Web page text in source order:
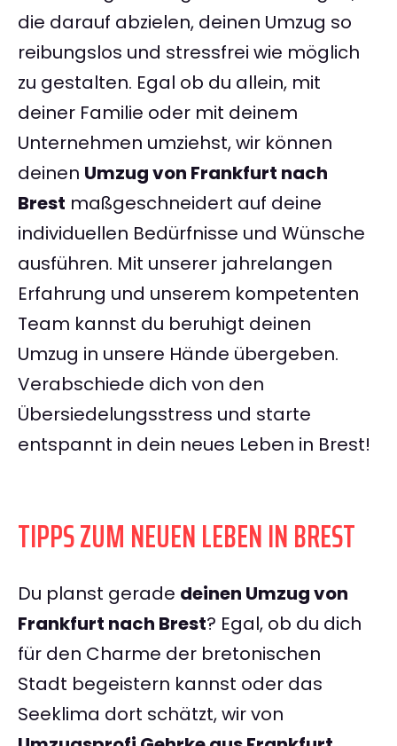
die darauf abzielen, deinen Umzug so
reibungslos und stressfrei wie möglich
zu gestalten. Egal ob du allein, mit
deiner Familie oder mit deinem
Unternehmen umziehst, wir können
deinen Umzug von Frankfurt nach
Brest maßgeschneidert auf deine
individuellen Bedürfnisse und Wünsche
ausführen. Mit unserer jahrelangen
Erfahrung und unserem kompetenten
Team kannst du beruhigt deinen
Umzug in unsere Hände übergeben.
Verabschiede dich von den
Übersiedelungsstress und starte
entspannt in dein neues Leben in Brest!
TIPPS ZUM NEUEN LEBEN IN BREST
Du planst gerade deinen Umzug von
Frankfurt nach Brest? Egal, ob du dich
für den Charme der bretonischen
Stadt begeistern kannst oder das
Seeklima dort schätzt, wir von